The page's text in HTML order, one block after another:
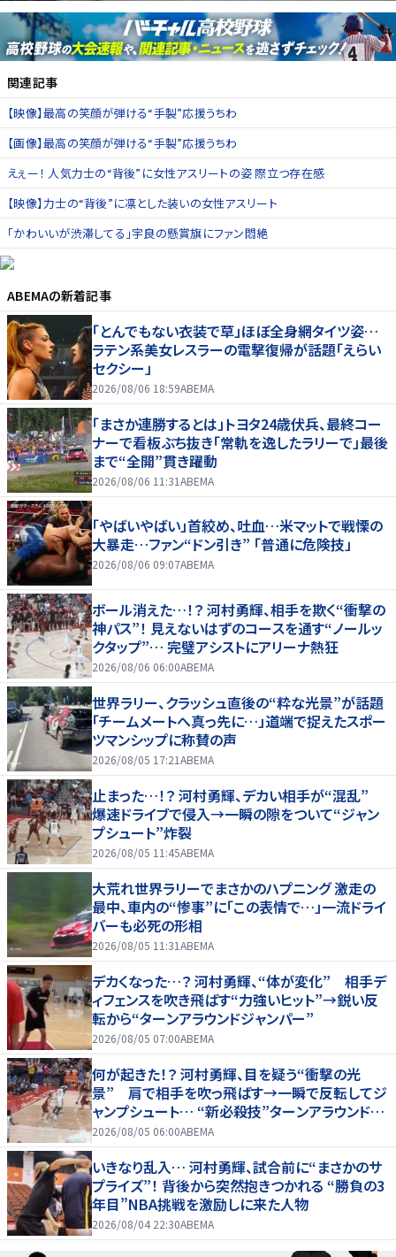
関連記事
【映像】最高の笑顔が弾ける“手製”応援うちわ
【画像】最高の笑顔が弾ける“手製”応援うちわ
えぇー！ 人気力士の“背後”に女性アスリートの姿 際立つ存在感
【映像】力士の“背後”に凛とした装いの女性アスリート
「かわいいが渋滞してる」宇良の懸賞旗にファン悶絶
ABEMAの新着記事
「とんでもない衣装で草」ほぼ全身網タイツ姿…
ラテン系美女レスラーの電撃復帰が話題「えらい
セクシー」
2026/08/06 18:59ABEMA
「まさか連勝するとは」トヨタ24歳伏兵、最終コー
ナーで看板ぶち抜き「常軌を逸したラリーで」最後
まで“全開”貫き躍動
2026/08/06 11:31ABEMA
「やばいやばい」首絞め、吐血…米マットで戦慄の
大暴走…ファン“ドン引き” 「普通に危険技」
2026/08/06 09:07ABEMA
ボール消えた…！？ 河村勇輝、相手を欺く“衝撃の
神パス”！ 見えないはずのコースを通す“ノールッ
クタップ”… 完璧アシストにアリーナ熱狂
2026/08/06 06:00ABEMA
世界ラリー、クラッシュ直後の“粋な光景”が話題
「チームメートへ真っ先に…」道端で捉えたスポー
ツマンシップに称賛の声
2026/08/05 17:21ABEMA
止まった…！？ 河村勇輝、デカい相手が“混乱”
爆速ドライブで侵入→一瞬の隙をついて“ジャン
プシュート”炸裂
2026/08/05 11:45ABEMA
大荒れ世界ラリーでまさかのハプニング 激走の
最中、車内の“惨事”に「この表情で…」一流ドライ
バーも必死の形相
2026/08/05 11:31ABEMA
デカくなった…？ 河村勇輝、“体が変化” 相手デ
ィフェンスを吹き飛ばす“力強いヒット”→鋭い反
転から“ターンアラウンドジャンパー”
2026/08/05 07:00ABEMA
何が起きた！？ 河村勇輝、目を疑う“衝撃の光
景” 肩で相手を吹っ飛ばす→一瞬で反転してジ
ャンプシュート… “新必殺技”ターンアラウンドジ
ャンパー炸裂
2026/08/05 06:00ABEMA
いきなり乱入… 河村勇輝、試合前に“まさかのサ
プライズ”！ 背後から突然抱きつかれる “勝負の3
年目”NBA挑戦を激励しに来た人物
2026/08/04 22:30ABEMA